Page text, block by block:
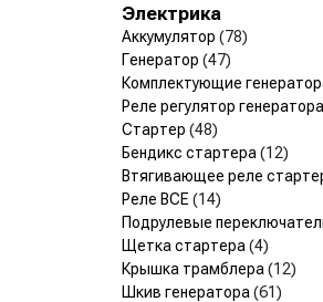
Электрика
Аккумулятор (78)
Генератор (47)
Комплектующие
Реле регулятор генератора
Стартер (48)
Бендикс стартера (12)
Втягивающее реле
Реле ВСЕ (14)
Подрулевые
Щетка стартера (4)
Крышка трамблера (12)
Шкив генератора (61)